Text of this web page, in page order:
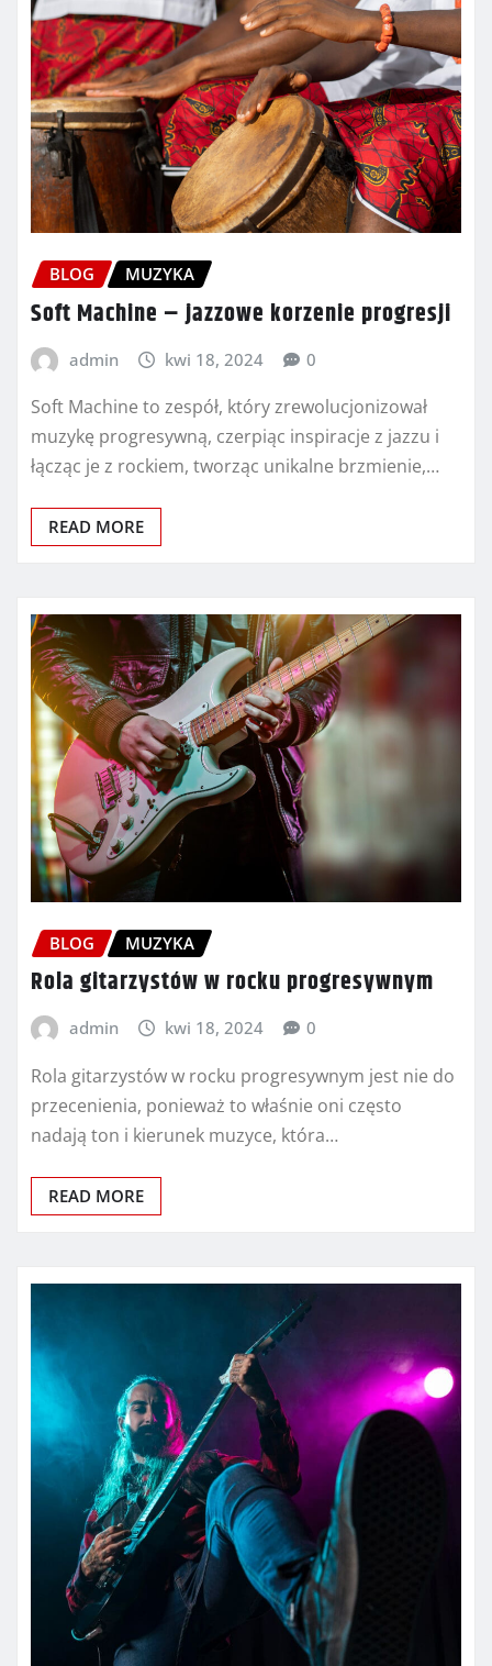
BLOG MUZYKA
Soft Machine – jazzowe korzenie progresji
admin kwi 18, 2024 0
Soft Machine to zespół, który zrewolucjonizował
muzykę progresywną, czerpiąc inspiracje z jazzu i
łącząc je z rockiem, tworząc unikalne brzmienie,…
READ MORE
BLOG MUZYKA
Rola gitarzystów w rocku progresywnym
admin kwi 18, 2024 0
Rola gitarzystów w rocku progresywnym jest nie do
przecenienia, ponieważ to właśnie oni często
nadają ton i kierunek muzyce, która…
READ MORE